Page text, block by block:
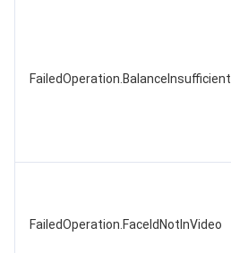
FailedOperation.BalanceInsufficient
FailedOperation.FaceIdNotInVideo